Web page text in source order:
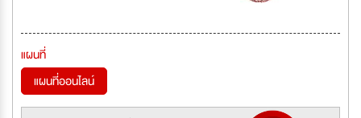
แผนที่
แผนที่ออนไลน์